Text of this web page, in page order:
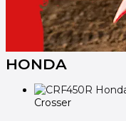
HONDA
Crosser